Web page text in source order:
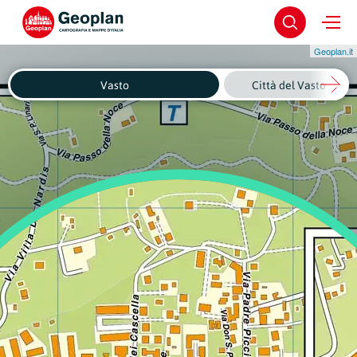
Geoplan.it
Vasto Città del Vasto -